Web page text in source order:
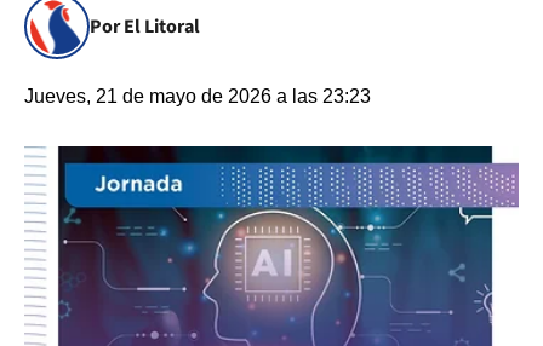
Por El Litoral
Jueves, 21 de mayo de 2026 a las 23:23